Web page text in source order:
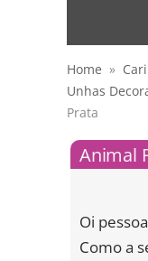
Home »
Unhas
Prata
Animal
Oi
Como a